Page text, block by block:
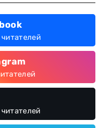
читателей